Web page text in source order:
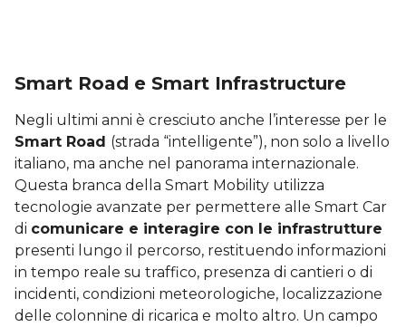
Smart Road e Smart Infrastructure
Negli ultimi anni è cresciuto anche l’interesse per le
Smart Road (strada “intelligente”), non solo a livello
italiano, ma anche nel panorama internazionale.
Questa branca della Smart Mobility utilizza
tecnologie avanzate per permettere alle Smart Car
di comunicare e interagire con le infrastrutture
presenti lungo il percorso, restituendo informazioni
in tempo reale su traffico, presenza di cantieri o di
incidenti, condizioni meteorologiche, localizzazione
delle colonnine di ricarica e molto altro. Un campo